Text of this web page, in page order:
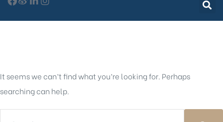
It seems we can’t find what you’re looking for. Perhaps
searching can help.